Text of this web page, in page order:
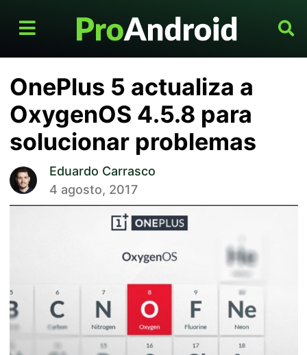
OnePlus 5 actualiza a
OxygenOS 4.5.8 para
solucionar problemas
Eduardo Carrasco
4 agosto, 2017